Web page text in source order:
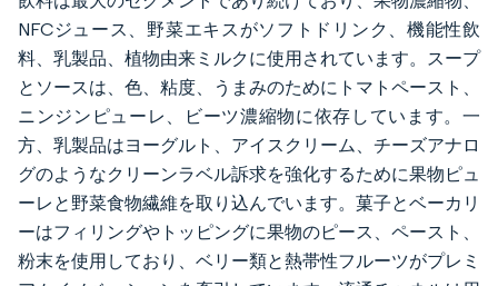
NFCジュース、野菜エキスがソフトドリンク、機能性飲
料、乳製品、植物由来ミルクに使用されています。スープ
とソースは、色、粘度、うまみのためにトマトペースト、
ニンジンピューレ、ビーツ濃縮物に依存しています。一
方、乳製品はヨーグルト、アイスクリーム、チーズアナロ
グのようなクリーンラベル訴求を強化するために果物ピュ
ーレと野菜食物繊維を取り込んでいます。菓子とベーカリ
ーはフィリングやトッピングに果物のピース、ペースト、
粉末を使用しており、ベリー類と熱帯性フルーツがプレミ